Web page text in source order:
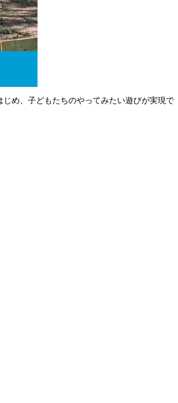
め、子どもたちのやってみたい遊びが実現で